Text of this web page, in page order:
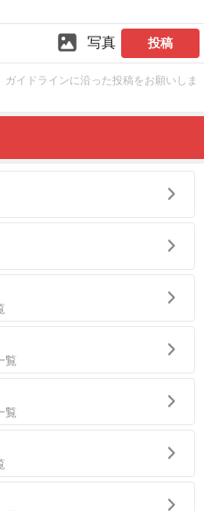
写真 投稿
ガイドラインに沿った投稿をお願いしま
覧
覧